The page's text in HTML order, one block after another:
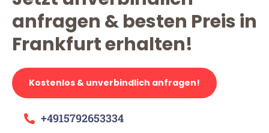
anfragen & besten Preis in
Frankfurt erhalten!
Kostenlos & unverbindlich anfragen!
+4915792653334